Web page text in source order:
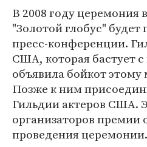
В 2008 году церемония
"Золотой глобус"
пресс-конференции.
США, которая бастует с
объявила бойкот
Позже к ним
Гильдии актеров США.
организаторов премии
проведения церемонии.